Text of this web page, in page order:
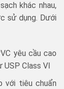
khác nhau,
sử dụng. Dưới
yêu cầu cao
Class VI
với tiêu chuẩn